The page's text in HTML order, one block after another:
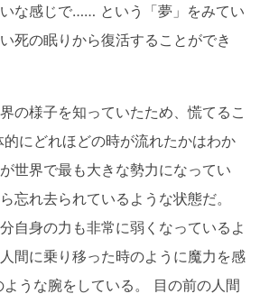
な感じで…… という「夢」をみてい
死の眠りから復活することができ
の様子を知っていたため、慌てるこ
にどれほどの時が流れたかはわか
世界で最も大きな勢力になってい
忘れ去られているような状態だ。
自身の力も非常に弱くなっているよ
間に乗り移った時のように魔力を感
うな腕をしている。 目の前の人間